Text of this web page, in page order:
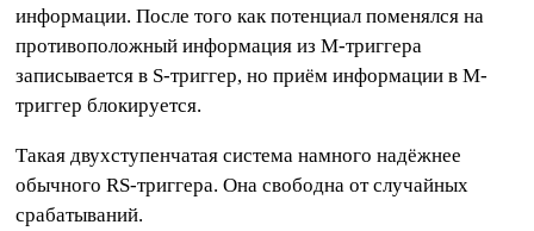
информации. После того как потенциал поменялся на
противоположный информация из M-триггера
записывается в S-триггер, но приём информации в M-
триггер блокируется.
Такая двухступенчатая система намного надёжнее
обычного RS-триггера. Она свободна от случайных
срабатываний.